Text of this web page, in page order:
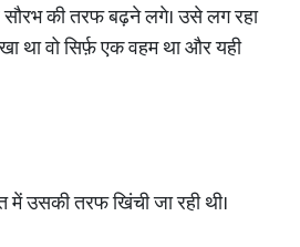
की तरफ बढ़ने लगे। उसे लग रहा
था वो सिर्फ़ एक वहम था और यही
में उसकी तरफ खिंची जा रही थी।